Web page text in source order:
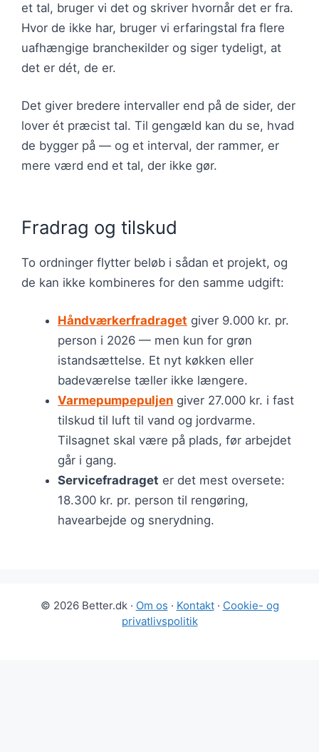
et tal, bruger vi det og skriver hvornår det er fra.
Hvor de ikke har, bruger vi erfaringstal fra flere
uafhængige brancheкilder og siger tydeligt, at
det er dét, de er.
Det giver bredere intervaller end på de sider, der
lover ét præcist tal. Til gengæld kan du se, hvad
de bygger på — og et interval, der rammer, er
mere værd end et tal, der ikke gør.
Fradrag og tilskud
To ordninger flytter beløb i sådan et projekt, og
de kan ikke kombineres for den samme udgift:
Håndværkerfradraget giver 9.000 kr. pr.
person i 2026 — men kun for grøn
istandsættelse. Et nyt køkken eller
badeværelse tæller ikke længere.
Varmepumpepuljen giver 27.000 kr. i fast
tilskud til luft til vand og jordvarme.
Tilsagnet skal være på plads, før arbejdet
går i gang.
Servicefradraget er det mest oversete:
18.300 kr. pr. person til rengøring,
havearbejde og snerydning.
© 2026 Better.dk · Om os · Kontakt· Cookie- og
privatlivspolitik